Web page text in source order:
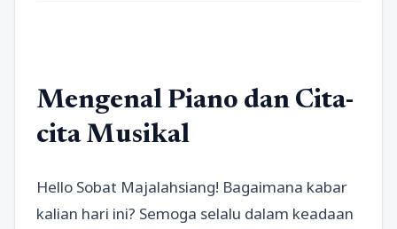
Mengenal Piano dan Cita-
cita Musikal
Hello Sobat Majalahsiang! Bagaimana kabar
kalian hari ini? Semoga selalu dalam keadaan